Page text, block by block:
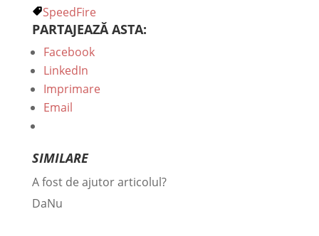
SpeedFire
PARTAJEAZĂ ASTA:
Facebook
LinkedIn
Imprimare
Email
SIMILARE
A fost de ajutor articolul?
DaNu